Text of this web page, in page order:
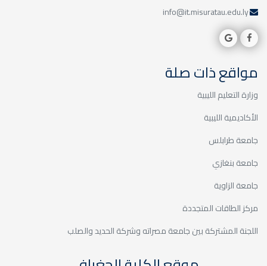
info@it.misuratau.edu.ly
مواقع ذات صلة
وزارة التعليم الليبية
الأكاديمية الليبية
جامعة طرابلس
جامعة بنغازي
جامعة الزاوية
مركز الطاقات المتجددة
اللجنة المشتركة بين جامعة مصراته وشركة الحديد والصلب